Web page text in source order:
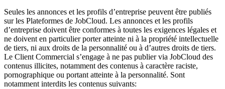
Seules les annonces et les profils d’entreprise peuvent être publiés
sur les Plateformes de JobCloud. Les annonces et les profils
d’entreprise doivent être conformes à toutes les exigences légales et
ne doivent en particulier porter atteinte ni à la propriété intellectuelle
de tiers, ni aux droits de la personnalité ou à d’autres droits de tiers.
Le Client Commercial s’engage à ne pas publier via JobCloud des
contenus illicites, notamment des contenus à caractère raciste,
pornographique ou portant atteinte à la personnalité. Sont
notamment interdits les contenus suivants: